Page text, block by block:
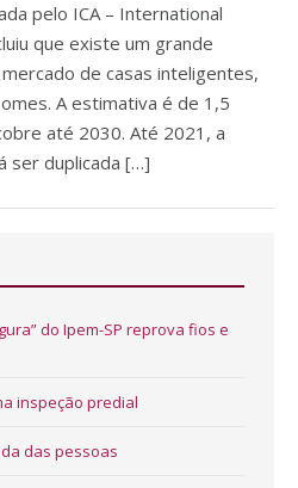
pelo ICA – International
que existe um grande
de casas inteligentes,
A estimativa é de 1,5
até 2030. Até 2021, a
ser duplicada […]
do Ipem-SP reprova fios e
inspeção predial
das pessoas